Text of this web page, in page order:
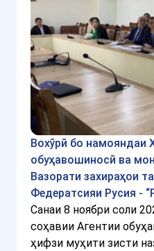
Вохӯрӣ бо намояндаи
обуҳавошиносӣ ва
Вазорати захираҳои
Федератсияи Русия -
Санаи 8 ноябри соли
соҳавии Агентии
ҳифзи муҳити зисти